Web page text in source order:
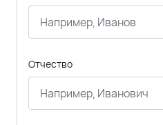
Отчество